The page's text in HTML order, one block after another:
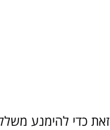
כדי להימנע